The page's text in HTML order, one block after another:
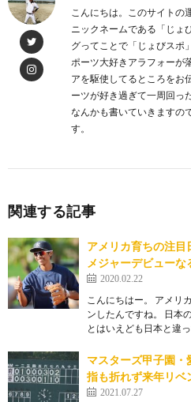
こんにちは。このサイトの
ニックネームである「じょ
グってことで「じょびスポ
ポーツ大好きアラフォーが
アを駆使してるところをお
ーツが好き過ぎて一周回っ
なんかも書いていきますの
す。
関連する記事
アメリカ育ちの注目
メジャーデビューな
2020.02.22
こんにちはー。 アメリ
ンしたんですね。 日本
とはいえども日本と違
マスターズ甲子園
指も折れず来年リベ
2021.07.27